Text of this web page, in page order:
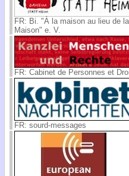
FR: Bi. "À la maison au lieu de la
Maison" e. V.
FR: Cabinet de Personnes et
FR: sourd-messages